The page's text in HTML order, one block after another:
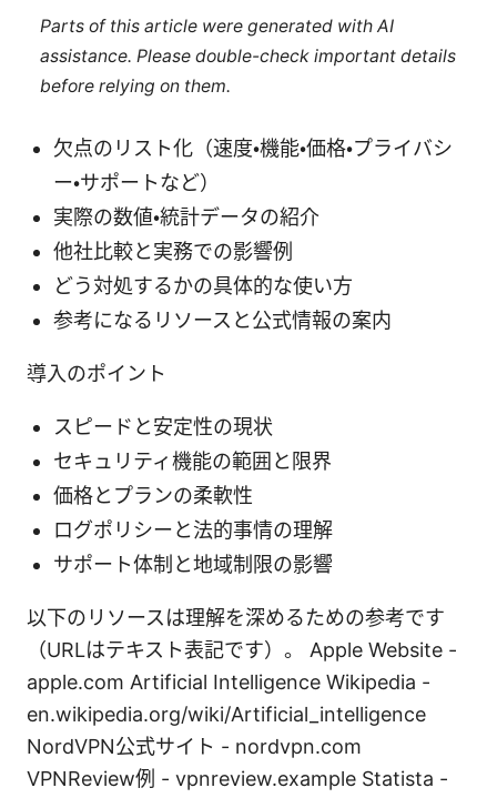
Parts of this article were generated with AI
assistance. Please double-check important details
before relying on them.
欠点のリスト化（速度・機能・価格・プライバシ
ー・サポートなど）
実際の数値・統計データの紹介
他社比較と実務での影響例
どう対処するかの具体的な使い方
参考になるリソースと公式情報の案内
導入のポイント
スピードと安定性の現状
セキュリティ機能の範囲と限界
価格とプランの柔軟性
ログポリシーと法的事情の理解
サポート体制と地域制限の影響
以下のリソースは理解を深めるための参考です
（URLはテキスト表記です）。 Apple Website -
apple.com Artificial Intelligence Wikipedia -
en.wikipedia.org/wiki/Artificial_intelligence
NordVPN公式サイト - nordvpn.com
VPNReview例 - vpnreview.example Statista -